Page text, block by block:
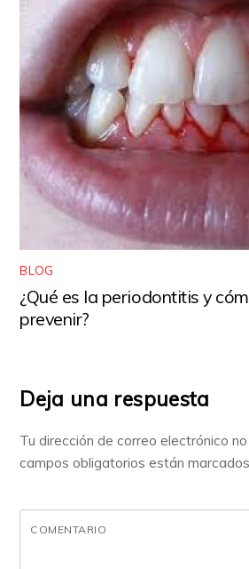
BLOG
¿Qué es la periodontitis y
prevenir?
Deja una respuesta
Tu dirección de correo electrónico
campos obligatorios están
COMENTARIO